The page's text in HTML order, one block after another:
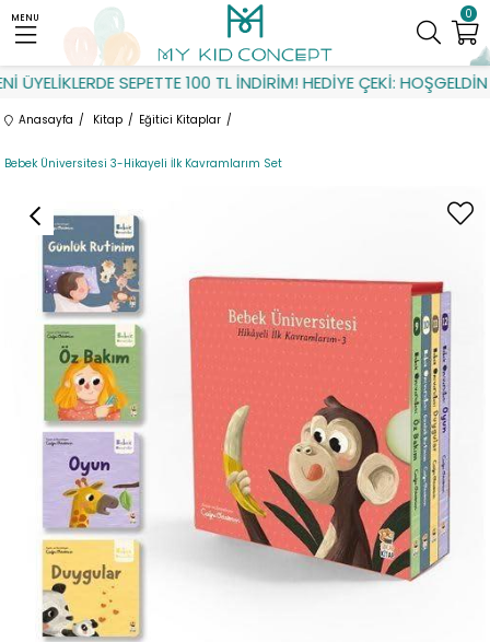
SEPETTE 100 TL İNDİRİM! HEDİYE ÇEKİ: HOŞGELDİN
0
MENU
Anasayfa Kitap Eğitici Kitaplar
Bebek Üniversitesi 3-Hikayeli İlk Kavramlarım Set